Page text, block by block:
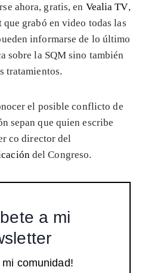
ahora, gratis, en Vealia TV,
grabó en video todas las
informarse de lo último
sobre la SQM sino también
tratamientos.
el posible conflicto de
sepan que quien escribe
co director del
del Congreso.
a mi
mi comunidad!